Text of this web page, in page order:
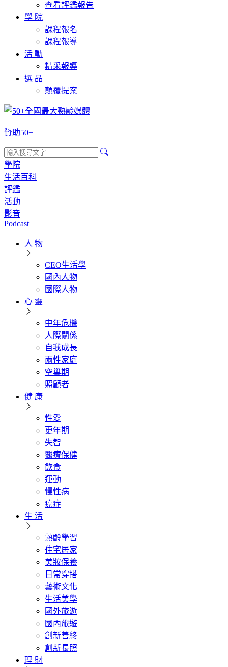
查看評鑑報告
學 院
課程報名
課程報導
活 動
精采報導
選 品
顛覆提案
贊助50+
學院
生活百科
評鑑
活動
影音
Podcast
人 物
CEO生活學
國內人物
國際人物
心 靈
中年危機
人際關係
自我成長
兩性家庭
空巢期
照顧者
健 康
性愛
更年期
失智
醫療保健
飲食
運動
慢性病
癌症
生 活
熟齡學習
住宅居家
美妝保養
日常穿搭
藝術文化
生活美學
國外旅遊
國內旅遊
創新善終
創新長照
理 財